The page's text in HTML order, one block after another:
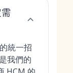
統一招
我們的